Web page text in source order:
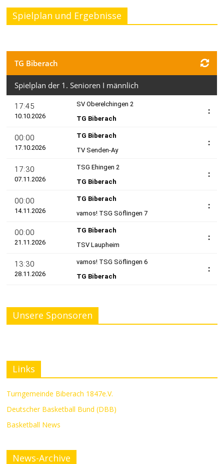
Spielplan und Ergebnisse
Unsere Sponsoren
Links
Turngemeinde Biberach 1847e.V.
Deutscher Basketball Bund (DBB)
Basketball News
News-Archive